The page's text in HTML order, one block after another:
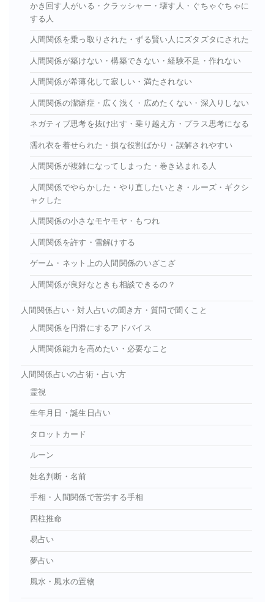
かき回す人がいる・クラッシャー・壊す人・ぐちゃぐちゃに
する人
人間関係を乗っ取りされた・ずる賢い人にズタズタにされた
人間関係が築けない・構築できない・経験不足・作れない
人間関係が希薄化して寂しい・満たされない
人間関係の潔癖症・広く浅く・広めたくない・深入りしない
ネガティブ思考を抜け出す・乗り越え方・プラス思考になる
濡れ衣を着せられた・損な役割ばかり・誤解されやすい
人間関係が複雑になってしまった・巻き込まれる人
人間関係でやらかした・やり直したいとき・ルーズ・ギクシ
ャクした
人間関係の小さなモヤモヤ・もつれ
人間関係を許す・雪解けする
ゲーム・ネット上の人間関係のいざこざ
人間関係が良好なときも相談できるの？
人間関係占い・対人占いの聞き方・質問で聞くこと
人間関係を円滑にするアドバイス
人間関係能力を高めたい・必要なこと
人間関係占いの占術・占い方
霊視
生年月日・誕生日占い
タロットカード
ルーン
姓名判断・名前
手相・人間関係で苦労する手相
四柱推命
易占い
夢占い
風水・風水の置物